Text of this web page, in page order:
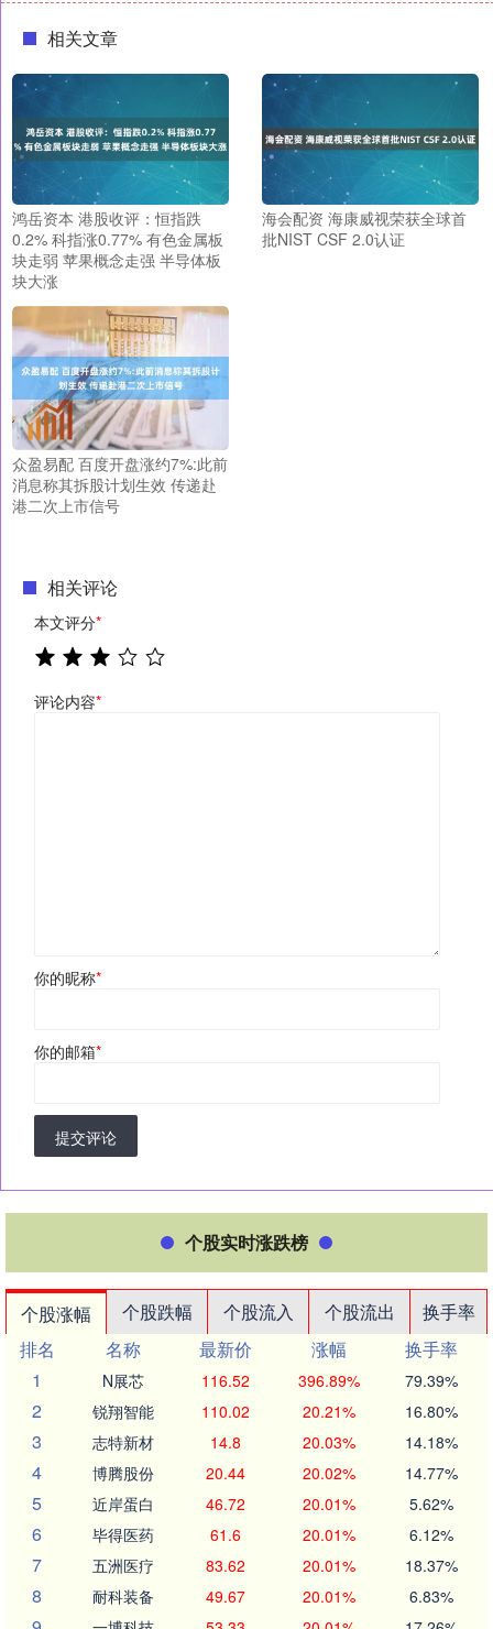
相关文章
鸿岳资本 港股收评：恒指跌
0.2% 科指涨0.77% 有色金属板
块走弱 苹果概念走强 半导体板
块大涨
海会配资 海康威视荣获全球首
批NIST CSF 2.0认证
众盈易配 百度开盘涨约7%:此前
消息称其拆股计划生效 传递赴
港二次上市信号
相关评论
本文评分*
评论内容*
你的昵称*
你的邮箱*
提交评论
个股实时涨跌榜
个股涨幅 个股跌幅 个股流入 个股流出
换手率
排名
名称 最新价 涨幅
换手率
1
N展芯 116.52 396.89% 79.39%
2 锐翔智能 110.02 20.21% 16.80%
3 志特新材 14.8 20.03% 14.18%
4 博腾股份 20.44 20.02% 14.77%
5 近岸蛋白 46.72 20.01% 5.62%
6 毕得医药 61.6 20.01% 6.12%
7 五洲医疗 83.62 20.01% 18.37%
8 耐科装备 49.67 20.01% 6.83%